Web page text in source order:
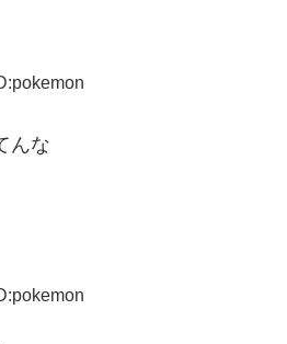
んな